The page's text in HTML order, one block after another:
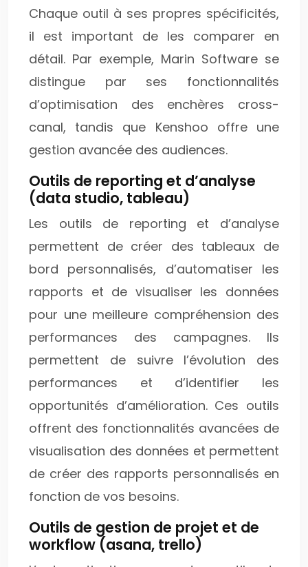
Chaque outil à ses propres spécificités,
il est important de les comparer en
détail. Par exemple, Marin Software se
distingue par ses fonctionnalités
d’optimisation des enchères cross-
canal, tandis que Kenshoo offre une
gestion avancée des audiences.
Outils de reporting et d’analyse
(data studio, tableau)
Les outils de reporting et d’analyse
permettent de créer des tableaux de
bord personnalisés, d’automatiser les
rapports et de visualiser les données
pour une meilleure compréhension des
performances des campagnes. Ils
permettent de suivre l’évolution des
performances et d’identifier les
opportunités d’amélioration. Ces outils
offrent des fonctionnalités avancées de
visualisation des données et permettent
de créer des rapports personnalisés en
fonction de vos besoins.
Outils de gestion de projet et de
workflow (asana, trello)